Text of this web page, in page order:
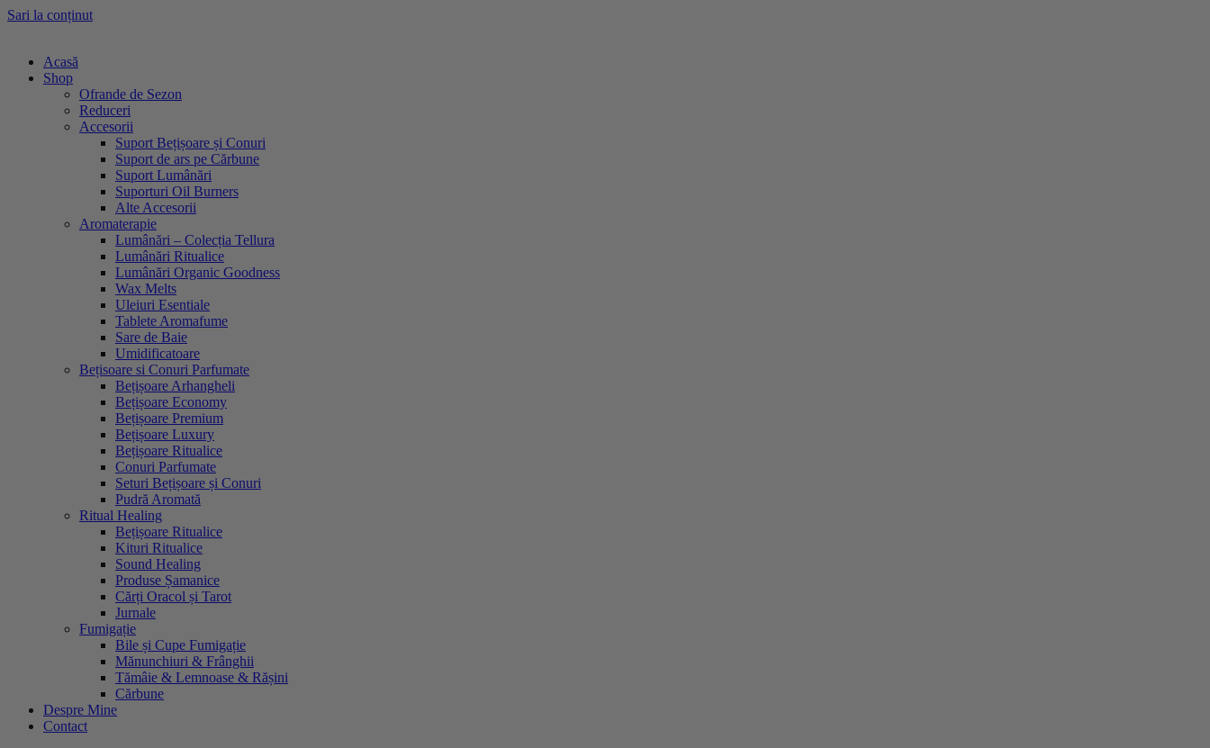
Sari la conținut
Acasă
Shop
Ofrande de Sezon
Reduceri
Accesorii
Suport Bețișoare și Conuri
Suport de ars pe Cărbune
Suport Lumânări
Suporturi Oil Burners
Alte Accesorii
Aromaterapie
Lumânări – Colecția Tellura
Lumânări Ritualice
Lumânări Organic Goodness
Wax Melts
Uleiuri Esentiale
Tablete Aromafume
Sare de Baie
Umidificatoare
Bețisoare si Conuri Parfumate
Bețișoare Arhangheli
Bețișoare Economy
Bețișoare Premium
Bețișoare Luxury
Bețișoare Ritualice
Conuri Parfumate
Seturi Bețișoare și Conuri
Pudră Aromată
Ritual Healing
Bețișoare Ritualice
Kituri Ritualice
Sound Healing
Produse Șamanice
Cărți Oracol și Tarot
Jurnale
Fumigație
Bile și Cupe Fumigație
Mănunchiuri & Frânghii
Tămâie & Lemnoase & Rășini
Cărbune
Despre Mine
Contact